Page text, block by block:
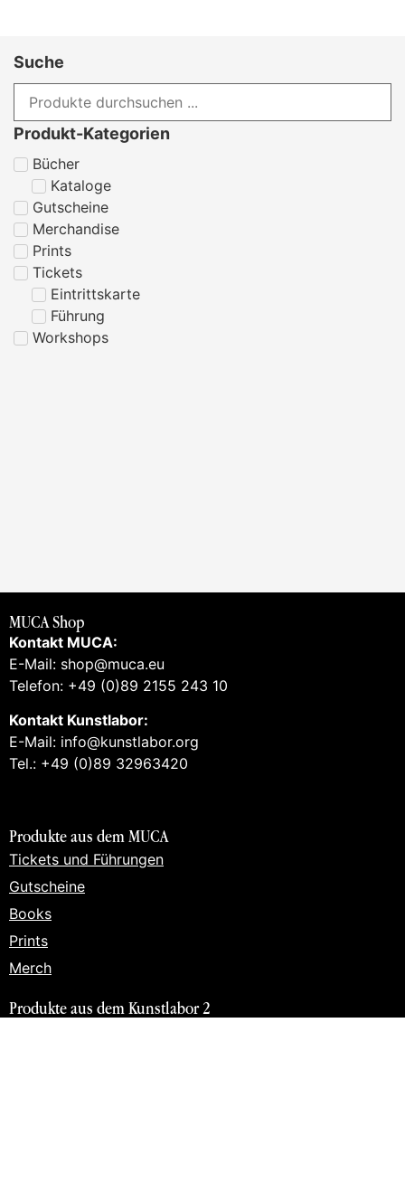
Suche
Produkt-Kategorien
Bücher
Kataloge
Gutscheine
Merchandise
Prints
Tickets
Eintrittskarte
Führung
Workshops
MUCA Shop
Kontakt MUCA:
E-Mail: shop@muca.eu
Telefon: +49 (0)89 2155 243 10
Kontakt Kunstlabor:
E-Mail: info@kunstlabor.org
Tel.: +49 (0)89 32963420
Produkte aus dem MUCA
Tickets und Führungen
Gutscheine
Books
Prints
Merch
Produkte aus dem Kunstlabor 2